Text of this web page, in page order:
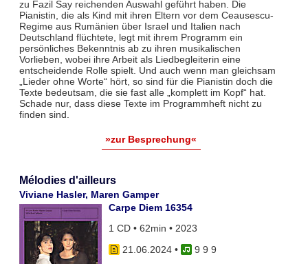
zu Fazil Say reichenden Auswahl geführt haben. Die
Pianistin, die als Kind mit ihren Eltern vor dem Ceausescu-
Regime aus Rumänien über Israel und Italien nach
Deutschland flüchtete, legt mit ihrem Programm ein
persönliches Bekenntnis ab zu ihren musikalischen
Vorlieben, wobei ihre Arbeit als Liedbegleiterin eine
entscheidende Rolle spielt. Und auch wenn man gleichsam
„Lieder ohne Worte“ hört, so sind für die Pianistin doch die
Texte bedeutsam, die sie fast alle „komplett im Kopf“ hat.
Schade nur, dass diese Texte im Programmheft nicht zu
finden sind.
»zur Besprechung«
Mélodies d'ailleurs
Viviane Hasler, Maren Gamper
Carpe Diem 16354
1 CD • 62min • 2023
21.06.2024•
9 9 9